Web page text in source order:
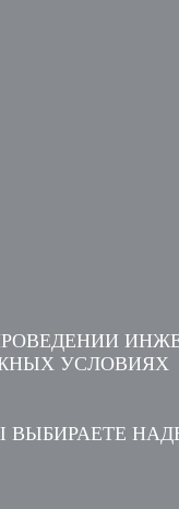
УСЛОВИЯХ
ВЫБИРАЕТЕ